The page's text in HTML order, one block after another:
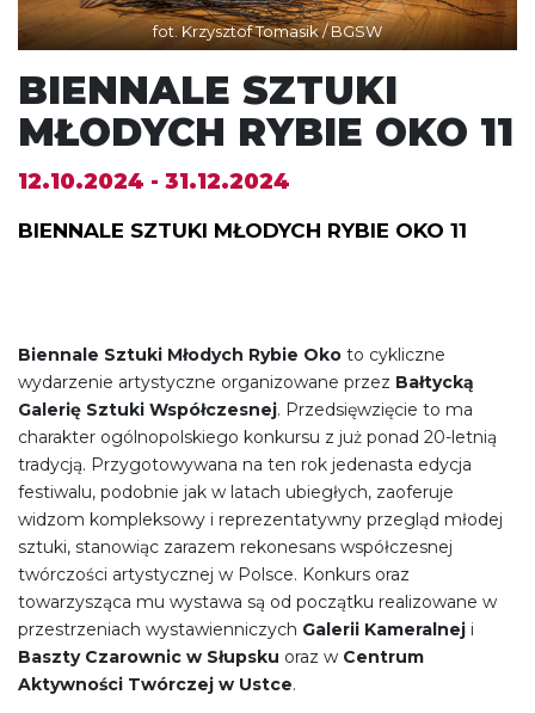
fot. Krzysztof Tomasik / BGSW
BIENNALE SZTUKI
MŁODYCH RYBIE OKO 11
12.10.2024 - 31.12.2024
BIENNALE SZTUKI MŁODYCH RYBIE OKO 11
Biennale Sztuki Młodych Rybie Oko to cykliczne
wydarzenie artystyczne organizowane przez Bałtycką
Galerię Sztuki Współczesnej. Przedsięwzięcie to ma
charakter ogólnopolskiego konkursu z już ponad 20-letnią
tradycją. Przygotowywana na ten rok jedenasta edycja
festiwalu, podobnie jak w latach ubiegłych, zaoferuje
widzom kompleksowy i reprezentatywny przegląd młodej
sztuki, stanowiąc zarazem rekonesans współczesnej
twórczości artystycznej w Polsce. Konkurs oraz
towarzysząca mu wystawa są od początku realizowane w
przestrzeniach wystawienniczych Galerii Kameralnej i
Baszty Czarownic w Słupsku oraz w Centrum
Aktywności Twórczej w Ustce.